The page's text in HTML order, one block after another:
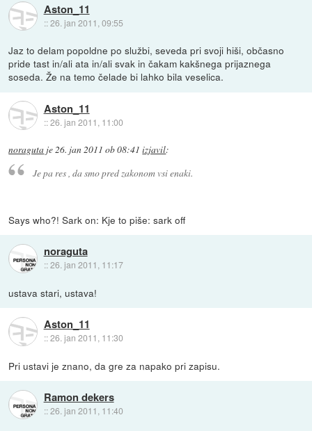
Aston_11
::26. jan 2011, 09:55
Jaz to delam popoldne po službi, seveda pri svoji hiši, občasno
pride tast in/ali ata in/ali svak in čakam kakšnega prijaznega
soseda. Že na temo čelade bi lahko bila veselica.
Aston_11
::26. jan 2011, 11:00
noraguta je26. jan 2011 ob 08:41 izjavil:
Je pa res , da smo pred zakonom vsi enaki.
Says who?! Sark on: Kje to piše: sark off
noraguta
::26. jan 2011, 11:17
ustava stari, ustava!
Aston_11
::26. jan 2011, 11:30
Pri ustavi je znano, da gre za napako pri zapisu.
Ramon dekers
::26. jan 2011, 11:40